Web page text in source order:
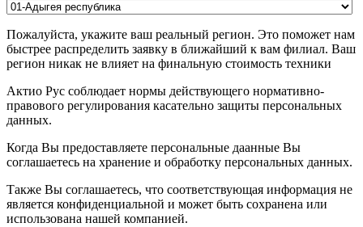
Пожалуйста, укажите ваш реальный регион. Это поможет нам
быстрее распределить заявку в ближайший к вам филиал. Ваш
регион никак не влияет на финальную стоимость техники
Актио Рус соблюдает нормы действующего нормативно-
правового регулирования касательно защиты персональных
данных.
Когда Вы предоставляете персональные даанные Вы
соглашаетесь на хранение и обработку персональных данных.
Также Вы соглашаетесь, что соответствующая информация не
является конфиденциальной и может быть сохранена или
использована нашей компанией.